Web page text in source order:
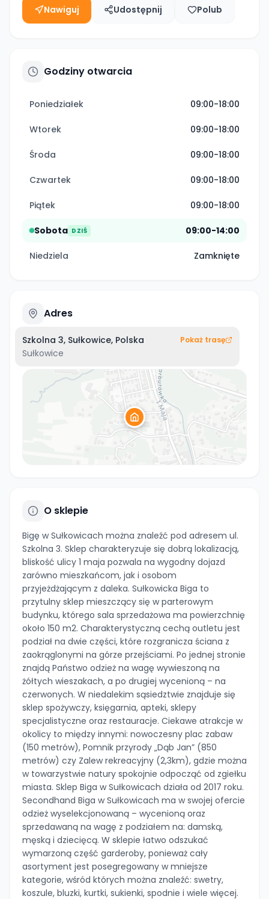
Nawiguj Udostępnij Polub
Godziny otwarcia
Poniedziałek 09:00-18:00
Wtorek 09:00-18:00
Środa 09:00-18:00
Czwartek 09:00-18:00
Piątek 09:00-18:00
Sobota DZIŚ 09:00-14:00
Niedziela Zamknięte
Adres
Szkolna 3, Sułkowice, Polska
Sułkowice
Pokaż trasę
O sklepie
Bigę w Sułkowicach można znaleźć pod adresem ul.
Szkolna 3. Sklep charakteryzuje się dobrą lokalizacją,
bliskość ulicy 1 maja pozwala na wygodny dojazd
zarówno mieszkańcom, jak i osobom
przyjeżdżającym z daleka. Sułkowicka Biga to
przytulny sklep mieszczący się w parterowym
budynku, którego sala sprzedażowa ma powierzchnię
około 150 m2. Charakterystyczną cechą outletu jest
podział na dwie części, które rozgranicza ściana z
zaokrąglonymi na górze przejściami. Po jednej stronie
znajdą Państwo odzież na wagę wywieszoną na
żółtych wieszakach, a po drugiej wycenioną – na
czerwonych. W niedalekim sąsiedztwie znajduje się
sklep spożywczy, księgarnia, apteki, sklepy
specjalistyczne oraz restauracje. Ciekawe atrakcje w
okolicy to między innymi: nowoczesny plac zabaw
(150 metrów), Pomnik przyrody „Dąb Jan” (850
metrów) czy Zalew rekreacyjny (2,3km), gdzie można
w towarzystwie natury spokojnie odpocząć od zgiełku
miasta. Sklep Biga w Sułkowicach działa od 2017 roku.
Secondhand Biga w Sułkowicach ma w swojej ofercie
odzież wyselekcjonowaną – wycenioną oraz
sprzedawaną na wagę z podziałem na: damską,
męską i dziecięcą. W sklepie łatwo odszukać
wymarzoną część garderoby, ponieważ cały
asortyment jest posegregowany w mniejsze
kategorie, wśród których można znaleźć: swetry,
koszule, bluzki, kurtki, sukienki, spodnie i wiele więcej.